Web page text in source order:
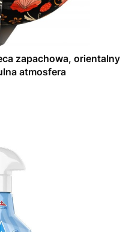
zapachowa, orientalny
atmosfera